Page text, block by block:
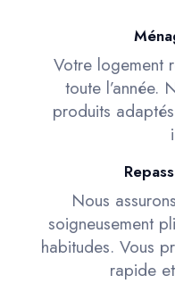
Votre logement
toute l’année.
produits
Nous
soigneusement
habitudes. Vous
rapide